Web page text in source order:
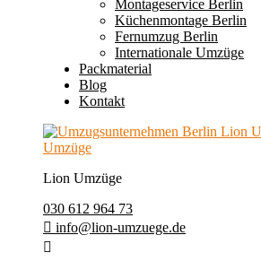
Montageservice Berlin
Küchenmontage Berlin
Fernumzug Berlin
Internationale Umzüge
Packmaterial
Blog
Kontakt
Lion Umzüge
030 612 964 73
info@lion-umzuege.de